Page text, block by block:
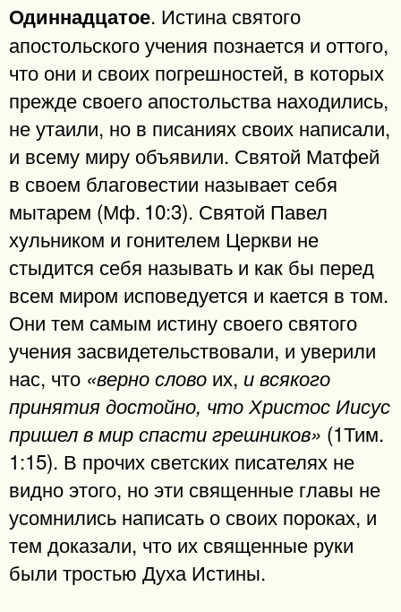
Одиннадцатое. Истина святого
апостольского учения познается и оттого,
что они и своих погрешностей, в которых
прежде своего апостольства находились,
не утаили, но в писаниях своих написали,
и всему миру объявили. Святой Матфей
в своем благовестии называет себя
мытарем (Мф. 10:3). Святой Павел
хульником и гонителем Церкви не
стыдится себя называть и как бы перед
всем миром исповедуется и кается в том.
Они тем самым истину своего святого
учения засвидетельствовали, и уверили
нас, что «верно слово их, и всякого
принятия достойно, что Христос Иисус
пришел в мир спасти грешников» (1Тим.
1:15). В прочих светских писателях не
видно этого, но эти священные главы не
усомнились написать о своих пороках, и
тем доказали, что их священные руки
были тростью Духа Истины.